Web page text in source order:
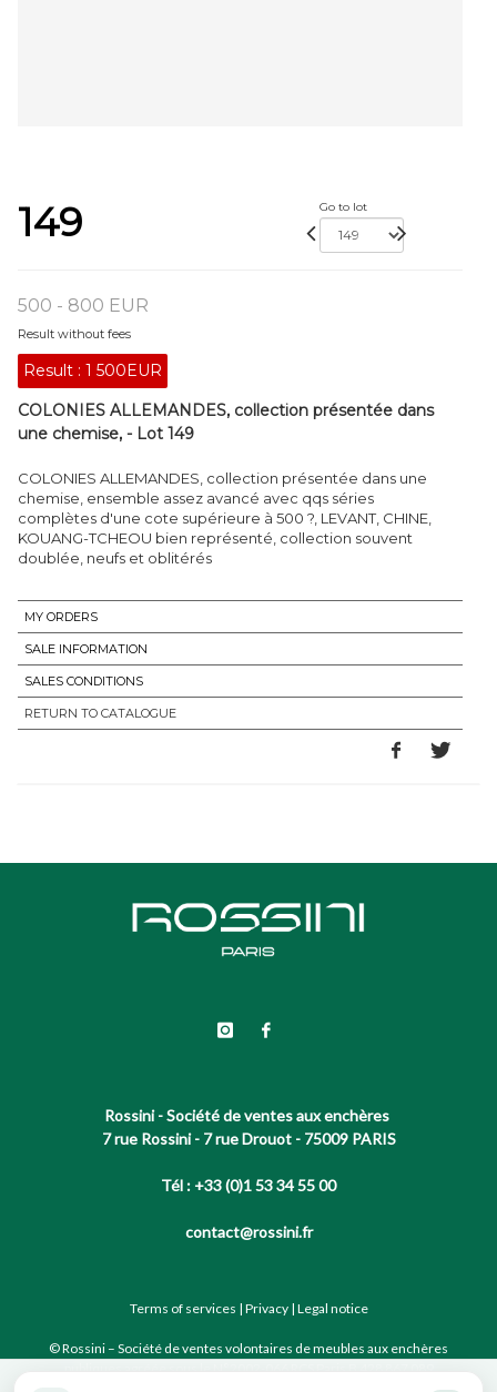
149 Go to lot
500 - 800 EUR
Result without fees
Result : 1 500EUR
COLONIES ALLEMANDES, collection présentée dans
une chemise, - Lot 149
COLONIES ALLEMANDES, collection présentée dans une
chemise, ensemble assez avancé avec qqs séries
complètes d'une cote supérieure à 500 ?, LEVANT, CHINE,
KOUANG-TCHEOU bien représenté, collection souvent
doublée, neufs et oblitérés
MY ORDERS
SALE INFORMATION
SALES CONDITIONS
RETURN TO CATALOGUE
Rossini - Société de ventes aux enchères
7 rue Rossini - 7 rue Drouot - 75009 PARIS
Tél : +33 (0)1 53 34 55 00
contact@rossini.fr
Terms of services | Privacy| Legal notice
© Rossini – Société de ventes volontaires de meubles aux enchères